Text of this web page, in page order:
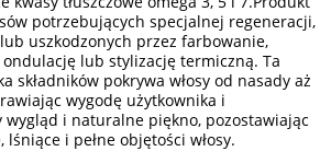
potrzebujących specjalnej regeneracji,
uszkodzonych przez farbowanie,
lub stylizację termiczną. Ta
składników pokrywa włosy od nasady aż
wygodę użytkownika i
wygląd i naturalne piękno, pozostawiając
i pełne objętości włosy.